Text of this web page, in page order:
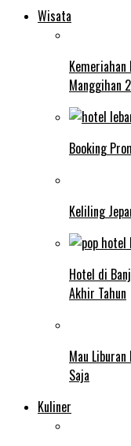
Wisata
Kemeriahan
Manggihan
Booking
Keliling
Hotel di
Akhir Tahun
Mau
Saja
Kuliner